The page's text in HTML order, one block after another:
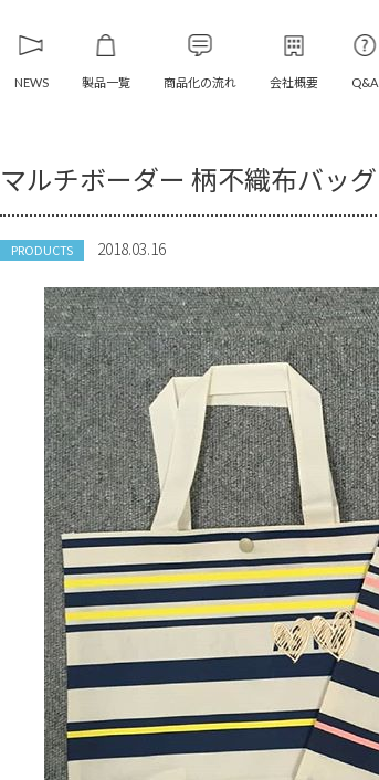
NEWS 製品一覧 商品化の流れ 会社概要 Q&A
マルチボーダー 柄不織布バッグ
PRODUCTS 2018.03.16